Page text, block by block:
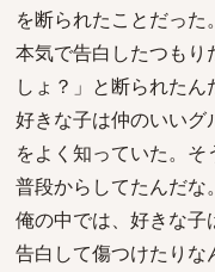
を断られたことだった。
本気で告白したつもり
しょ？」と断られたん
好きな子は仲のいい
をよく知っていた。そ
普段からしてたんだな。
俺の中では、好きな
告白して傷つけたりな